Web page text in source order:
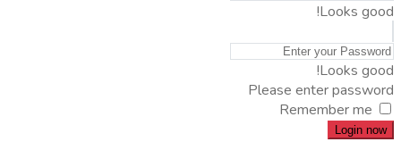
Looks good!
Looks good!
Please enter password
Remember me
Login now